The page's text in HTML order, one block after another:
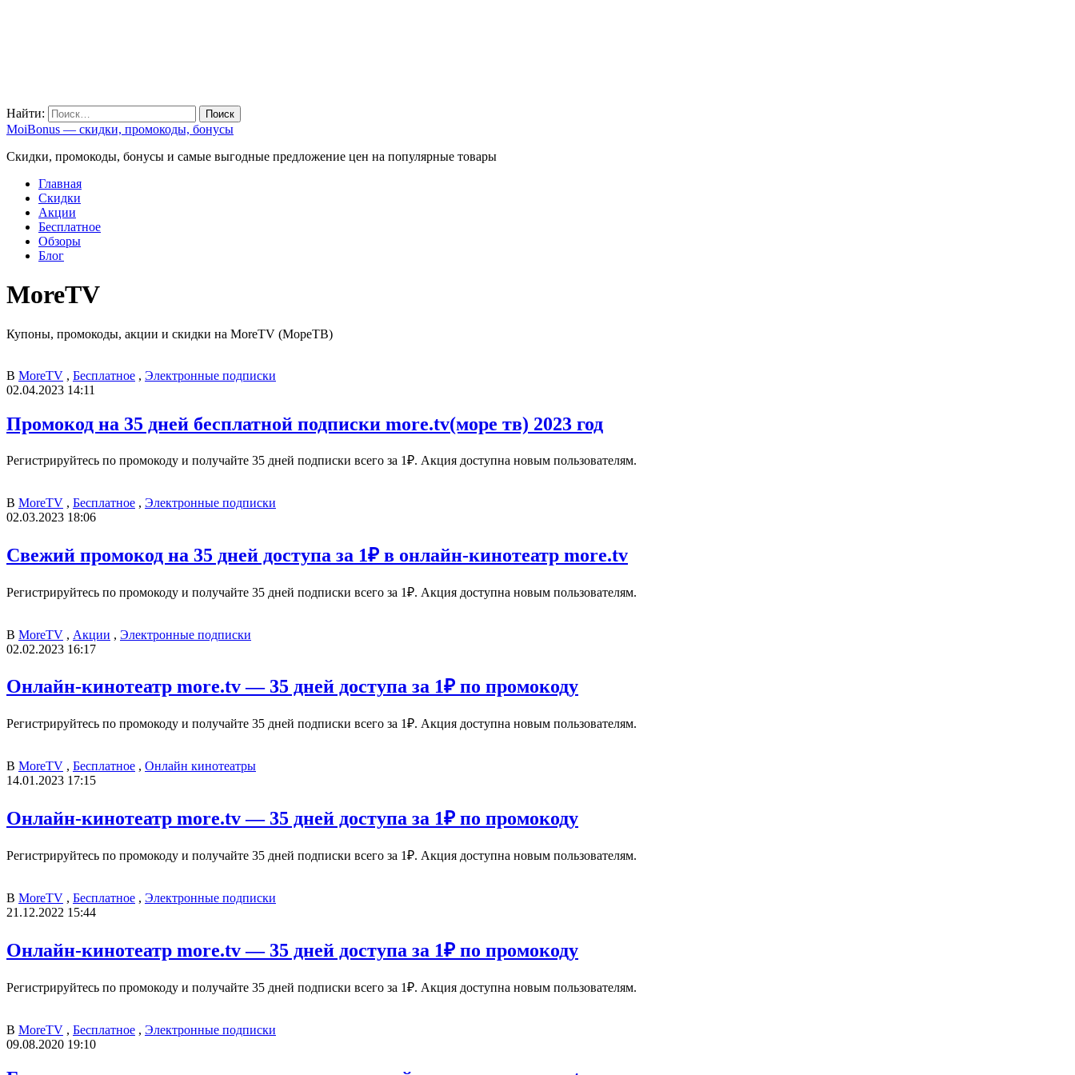
Найти:
MoiBonus — скидки, промокоды, бонусы
Скидки, промокоды, бонусы и самые выгодные предложение цен на популярные товары
Главная
Скидки
Акции
Бесплатное
Обзоры
Блог
MoreTV
Купоны, промокоды, акции и скидки на MoreTV (МореТВ)
В MoreTV , Бесплатное , Электронные подписки
02.04.2023 14:11
Промокод на 35 дней бесплатной подписки more.tv(море тв) 2023 год
Регистрируйтесь по промокоду и получайте 35 дней подписки всего за 1₽. Акция доступна новым пользователям.
В MoreTV , Бесплатное , Электронные подписки
02.03.2023 18:06
Свежий промокод на 35 дней доступа за 1₽ в онлайн-кинотеатр more.tv
Регистрируйтесь по промокоду и получайте 35 дней подписки всего за 1₽. Акция доступна новым пользователям.
В MoreTV , Акции , Электронные подписки
02.02.2023 16:17
Онлайн-кинотеатр more.tv — 35 дней доступа за 1₽ по промокоду
Регистрируйтесь по промокоду и получайте 35 дней подписки всего за 1₽. Акция доступна новым пользователям.
В MoreTV , Бесплатное , Онлайн кинотеатры
14.01.2023 17:15
Онлайн-кинотеатр more.tv — 35 дней доступа за 1₽ по промокоду
Регистрируйтесь по промокоду и получайте 35 дней подписки всего за 1₽. Акция доступна новым пользователям.
В MoreTV , Бесплатное , Электронные подписки
21.12.2022 15:44
Онлайн-кинотеатр more.tv — 35 дней доступа за 1₽ по промокоду
Регистрируйтесь по промокоду и получайте 35 дней подписки всего за 1₽. Акция доступна новым пользователям.
В MoreTV , Бесплатное , Электронные подписки
09.08.2020 19:10